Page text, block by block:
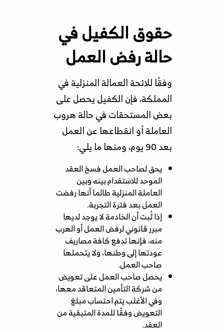
حقوق الكفيل في
حالة رفض العمل
وفقًا للائحة العمالة المنزلية في
المملكة، فإن الكفيل يحصل على
بعض المستحقات في حالة هروب
العاملة أو انقطاعها عن العمل
بعد 90 يوم، ومنها ما يلي:
يحق لصاحب العمل فسخ العقد
الموحد للاستقدام بينه وبين
العاملة المنزلية طالما أنها رفضت
العمل بعد فترة التجربة.
إذا ثُبت أن الخادمة لا يوجد لديها
مبرر قانوني لرفض العمل أو الهرب
منه، فإنها تدفع كافة مصاريف
عودتها إلى وطنها، ولا يتحملها
صاحب العمل.
يحصل صاحب العمل على تعويض
من شركة التأمين المتعاقد معها،
وفي الأغلب يتم احتساب مبلغ
التعويض وفقًا للمدة المتبقية من
العقد.